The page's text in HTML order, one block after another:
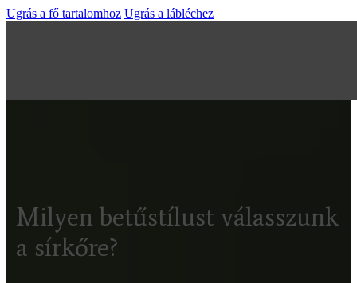
Ugrás a fő tartalomhoz Ugrás a lábléchez
Milyen betűstílust válasszunk
a sírkőre?